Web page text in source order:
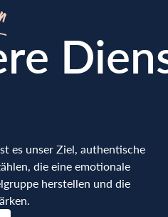
es unser Ziel, authentische
die eine emotionale
herstellen und die